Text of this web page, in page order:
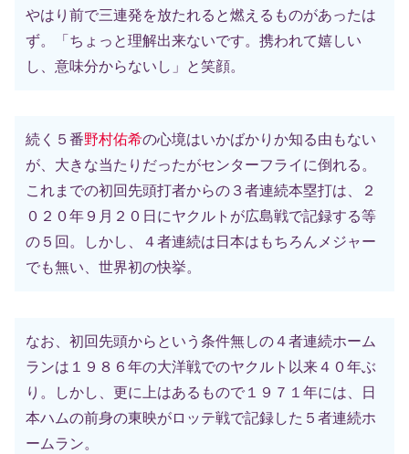
やはり前で三連発を放たれると燃えるものがあったは
ず。「ちょっと理解出来ないです。携われて嬉しい
し、意味分からないし」と笑顔。
続く５番野村佑希の心境はいかばかりか知る由もない
が、大きな当たりだったがセンターフライに倒れる。
これまでの初回先頭打者からの３者連続本塁打は、２
０２０年９月２０日にヤクルトが広島戦で記録する等
の５回。しかし、４者連続は日本はもちろんメジャー
でも無い、世界初の快挙。
なお、初回先頭からという条件無しの４者連続ホーム
ランは１９８６年の大洋戦でのヤクルト以来４０年ぶ
り。しかし、更に上はあるもので１９７１年には、日
本ハムの前身の東映がロッテ戦で記録した５者連続ホ
ームラン。